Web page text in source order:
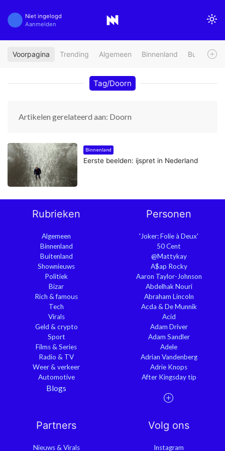
Niet ingelogd
Aanmelden
Voorpagina Trending Algemeen Binnenland Buitenland
Tag/Doorn
Artikelen gerelateerd aan: Doorn
Binnenland
Eerste beelden: ijspret in Nederland
Rubrieken
Algemeen
Binnenland
Buitenland
Shownieuws
Politiek
Bizar
Rich & famous
Tech
Virals
Geld & crypto
Sport
Films & Series
Radio & TV
Weer & verkeer
Automotive
Blogs
Personen
'Joker: Folie à Deux'
50 Cent
@Mattykay
A$ap Rocky
Aaron Taylor-Johnson
Abdelhak Nouri
Abraham Lincoln
Acda & De Munnik
Acid
Adam Driver
Adam Sandler
Adele
Adrian Vandenberg
Adrie Knops
After Kingsday tip
Partners
Nieuws & Virals
Volg ons
Instagram